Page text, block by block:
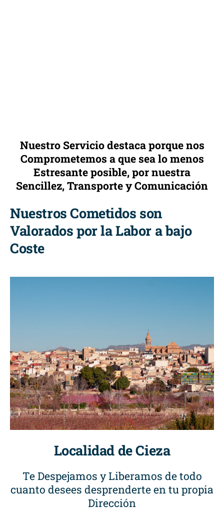
Nuestro Servicio destaca porque nos
Comprometemos a que sea lo menos
Estresante posible, por nuestra
Sencillez, Transporte y Comunicación
Nuestros Cometidos son
Valorados por la Labor a bajo
Coste
Localidad de Cieza
Te Despejamos y Liberamos de todo
cuanto desees desprenderte en tu propia
Dirección